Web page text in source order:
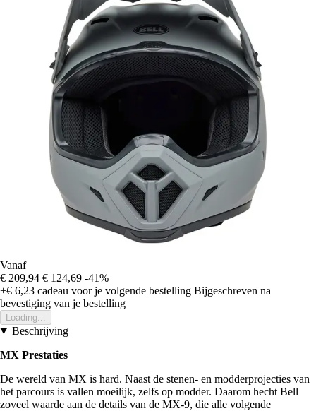
Vanaf
€ 209,94 € 124,69 -41%
+€ 6,23 cadeau voor je volgende bestelling Bijgeschreven na
bevestiging van je bestelling
Loading...
Beschrijving
MX Prestaties
De wereld van MX is hard. Naast de stenen- en modderprojecties van
het parcours is vallen moeilijk, zelfs op modder. Daarom hecht Bell
zoveel waarde aan de details van de MX-9, die alle volgende